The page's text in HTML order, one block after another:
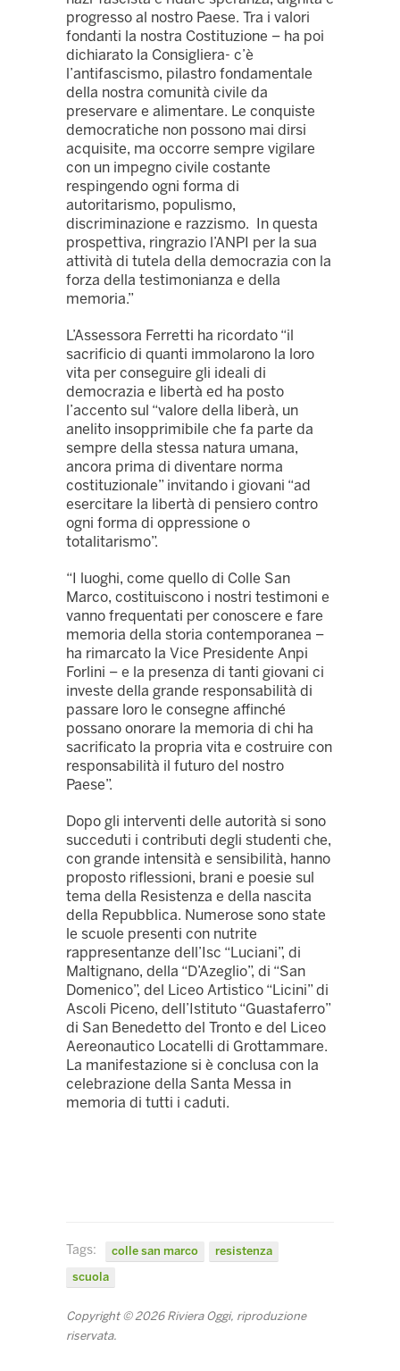
progresso al nostro Paese. Tra i valori
fondanti la nostra Costituzione – ha poi
dichiarato la Consigliera- c’è
l’antifascismo, pilastro fondamentale
della nostra comunità civile da
preservare e alimentare. Le conquiste
democratiche non possono mai dirsi
acquisite, ma occorre sempre vigilare
con un impegno civile costante
respingendo ogni forma di
autoritarismo, populismo,
discriminazione e razzismo. In questa
prospettiva, ringrazio l’ANPI per la sua
attività di tutela della democrazia con la
forza della testimonianza e della
memoria.”
L’Assessora Ferretti ha ricordato “il
sacrificio di quanti immolarono la loro
vita per conseguire gli ideali di
democrazia e libertà ed ha posto
l’accento sul “valore della liberà, un
anelito insopprimibile che fa parte da
sempre della stessa natura umana,
ancora prima di diventare norma
costituzionale” invitando i giovani “ad
esercitare la libertà di pensiero contro
ogni forma di oppressione o
totalitarismo”.
“I luoghi, come quello di Colle San
Marco, costituiscono i nostri testimoni e
vanno frequentati per conoscere e fare
memoria della storia contemporanea –
ha rimarcato la Vice Presidente Anpi
Forlini – e la presenza di tanti giovani ci
investe della grande responsabilità di
passare loro le consegne affinché
possano onorare la memoria di chi ha
sacrificato la propria vita e costruire con
responsabilità il futuro del nostro
Paese”.
Dopo gli interventi delle autorità si sono
succeduti i contributi degli studenti che,
con grande intensità e sensibilità, hanno
proposto riflessioni, brani e poesie sul
tema della Resistenza e della nascita
della Repubblica. Numerose sono state
le scuole presenti con nutrite
rappresentanze dell’Isc “Luciani”, di
Maltignano, della “D’Azeglio”, di “San
Domenico”, del Liceo Artistico “Licini” di
Ascoli Piceno, dell’Istituto “Guastaferro”
di San Benedetto del Tronto e del Liceo
Aereonautico Locatelli di Grottammare.
La manifestazione si è conclusa con la
celebrazione della Santa Messa in
memoria di tutti i caduti.
Tags: colle san marco
resistenza
scuola
Copyright © 2026 Riviera Oggi, riproduzione
riservata.